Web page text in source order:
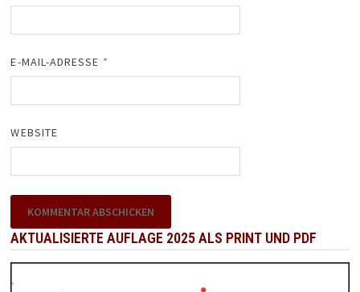
E-MAIL-ADRESSE *
WEBSITE
AKTUALISIERTE AUFLAGE 2025 ALS PRINT UND PDF